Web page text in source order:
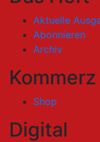
Aktuelle
Abonnieren
Archiv
Kommerz
Shop
Digital